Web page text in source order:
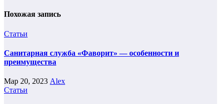
Похожая запись
Статьи
Санитарная служба «Фаворит» — особенности и
преимущества
Мар 20, 2023 Alex
Статьи